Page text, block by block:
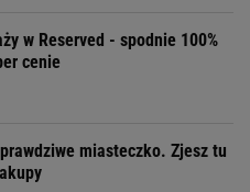
w Reserved - spodnie 100%
cenie
miasteczko. Zjesz tu